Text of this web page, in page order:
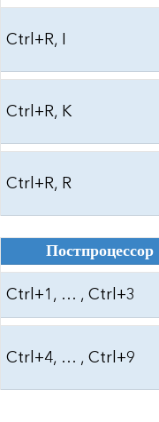
Ctrl+R, I
Ctrl+R, K
Ctrl+R, R
Постпроцессор
Ctrl+1, … , Ctrl+3
Ctrl+4, … , Ctrl+9